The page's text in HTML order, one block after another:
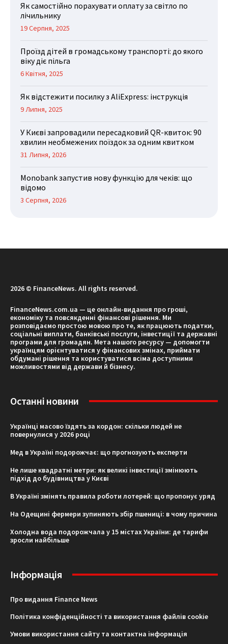
Як самостійно порахувати оплату за світло по
лічильнику
19 Серпня, 2025
Проїзд дітей в громадському транспорті: до якого
віку діє пільга
6 Квітня, 2025
Як відстежити посилку з AliExpress: інструкція
9 Липня, 2025
У Києві запровадили пересадковий QR-квиток: 90
хвилин необмежених поїздок за одним квитком
31 Липня, 2026
Monobank запустив нову функцію для чеків: що
відомо
3 Серпня, 2026
2026 © FinanceNews. All rights reserved.
FinanceNews.com.ua — це онлайн-видання про гроші,
економіку та повсякденні фінансові рішення. Ми
розповідаємо простою мовою про те, як працюють податки,
соціальні виплати, банківські послуги, інвестиції та державні
програми для громадян. Мета нашого ресурсу — допомогти
українцям орієнтуватися у фінансових змінах, приймати
обдумані рішення та користуватися всіма доступними
можливостями від держави й бізнесу.
Останні новини
Українці масово їздять за кордон: скільки людей не
повернулися у 2026 році
Мед в Україні подорожчає: що прогнозують експерти
Не лише квадратні метри: як великі інвестиції змінюють
підхід до будівництва у Києві
В Україні змінять правила роботи лотерей: що пропонує уряд
На Одещині фермери зупиняють збір пшениці: в чому причина
Холодна вода подорожчала у 15 містах України: де тарифи
зросли найбільше
Інформація
Про видання Finance News
Політика конфіденційності та використання файлів cookie
Умови використання сайту та контактна інформація